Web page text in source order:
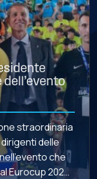
straordinaria
delle
che
Eurocup 2026,